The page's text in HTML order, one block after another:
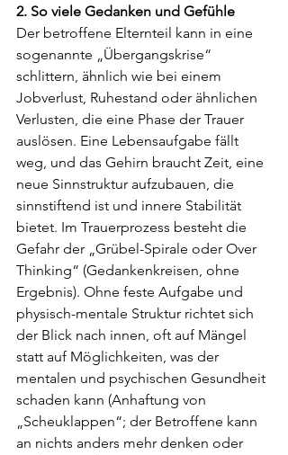
2. So viele Gedanken und Gefühle
Der betroffene Elternteil kann in eine
sogenannte „Übergangskrise“
schlittern, ähnlich wie bei einem
Jobverlust, Ruhestand oder ähnlichen
Verlusten, die eine Phase der Trauer
auslösen. Eine Lebensaufgabe fällt
weg, und das Gehirn braucht Zeit, eine
neue Sinnstruktur aufzubauen, die
sinnstiftend ist und innere Stabilität
bietet. Im Trauerprozess besteht die
Gefahr der „Grübel-Spirale oder Over
Thinking“ (Gedankenkreisen, ohne
Ergebnis). Ohne feste Aufgabe und
physisch-mentale Struktur richtet sich
der Blick nach innen, oft auf Mängel
statt auf Möglichkeiten, was der
mentalen und psychischen Gesundheit
schaden kann (Anhaftung von
„Scheuklappen“; der Betroffene kann
an nichts anders mehr denken oder